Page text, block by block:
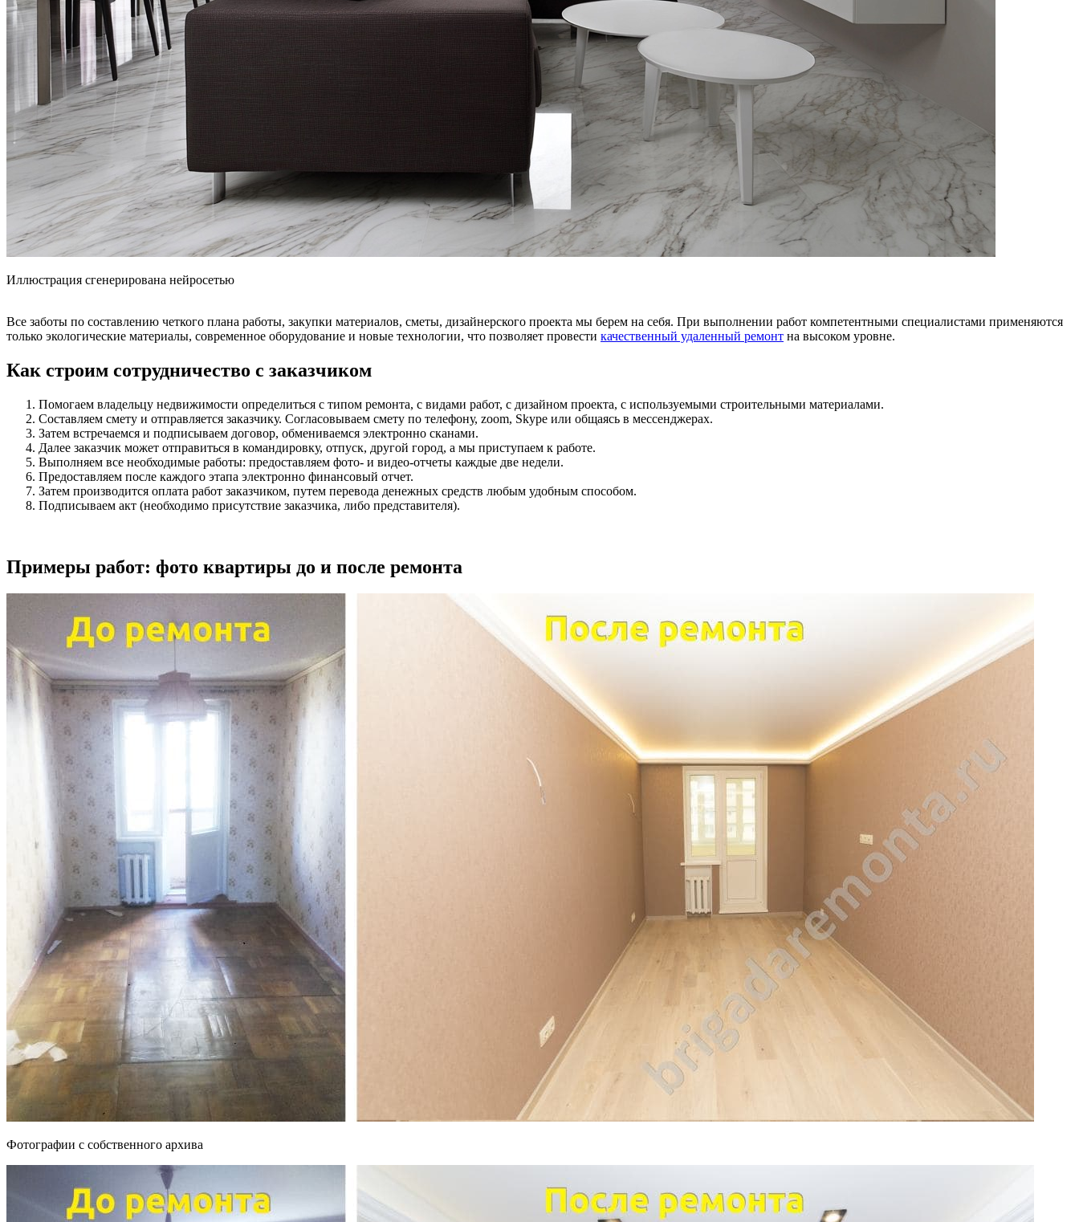
Иллюстрация сгенерирована нейросетью
Все заботы по составлению четкого плана работы, закупки материалов, сметы, дизайнерского проекта мы берем на себя. При выполнении работ компетентными специалистами применяются
только экологические материалы, современное оборудование и новые технологии, что позволяет провести качественный удаленный ремонт на высоком уровне.
Как строим сотрудничество с заказчиком
Помогаем владельцу недвижимости определиться с типом ремонта, с видами работ, с дизайном проекта, с используемыми строительными материалами.
Составляем смету и отправляется заказчику. Согласовываем смету по телефону, zoom, Skype или общаясь в мессенджерах.
Затем встречаемся и подписываем договор, обмениваемся электронно сканами.
Далее заказчик может отправиться в командировку, отпуск, другой город, а мы приступаем к работе.
Выполняем все необходимые работы: предоставляем фото- и видео-отчеты каждые две недели.
Предоставляем после каждого этапа электронно финансовый отчет.
Затем производится оплата работ заказчиком, путем перевода денежных средств любым удобным способом.
Подписываем акт (необходимо присутствие заказчика, либо представителя).
Примеры работ: фото квартиры до и после ремонта
Фотографии с собственного архива